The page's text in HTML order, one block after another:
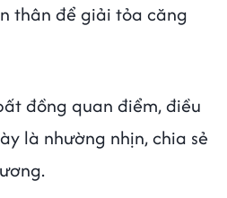
thân để giải tỏa căng
đồng quan điểm, điều
là nhường nhịn, chia sẻ